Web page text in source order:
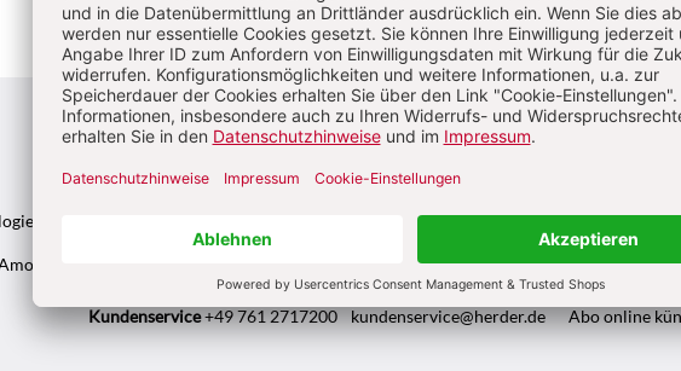
Kategorien: Autoren Abkürzungen
& Pastoral kindergarten heute Fachmagazin,
Römische Quartalschrift ANTIKE
Kundenservice+49 761 2717200 kundenservice@herder.de Abo online